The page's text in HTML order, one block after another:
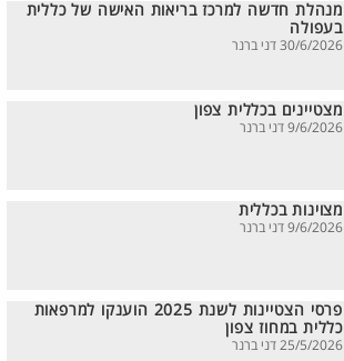
מנהלת חדשה למרכז בריאות האישה של כללית
בעפולה
30/6/2026 דני ברנר
מצטיינים בכללית צפון
9/6/2026 דני ברנר
מצוינות בכללית
9/6/2026 דני ברנר
פרסי הצטיינות לשנת 2025 הוענקו למרפאות
כללית במחוז צפון
25/5/2026 דני ברנר